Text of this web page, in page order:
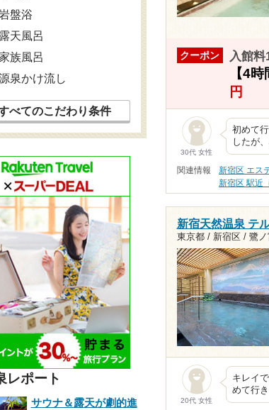
クーポン 入館料
【4
円
30代 女性
初めて
したが
関連情報 新宿区 エス
新宿区 駅近
新宿天然温泉 テ
東京都 / 新宿区 / 鷺
20代 女性
キレイ
めて行
盤浴
露天風呂
族風呂
泉かけ流し
べてのこだわり条件
レポート
サウナ＆露天が劇的進